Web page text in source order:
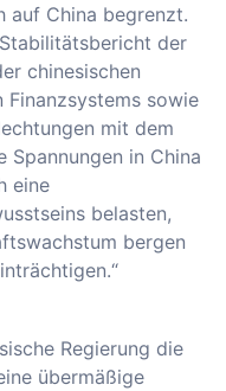
auf China begrenzt.
der
chinesischen
sowie
mit dem
Spannungen in China
eine
belasten,
bergen
Regierung die
übermäßige